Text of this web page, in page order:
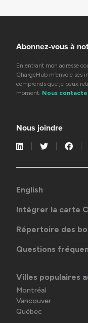
Abonnez-vous à
En entrant mon adresse
ChargeHub m’envoie ses
comprends que je peux
moment. Nous
Nous joindre
English
Intégrer la carte
Répertoire des
Questions
Villes populaires
Montréal
Vancouver
Québec